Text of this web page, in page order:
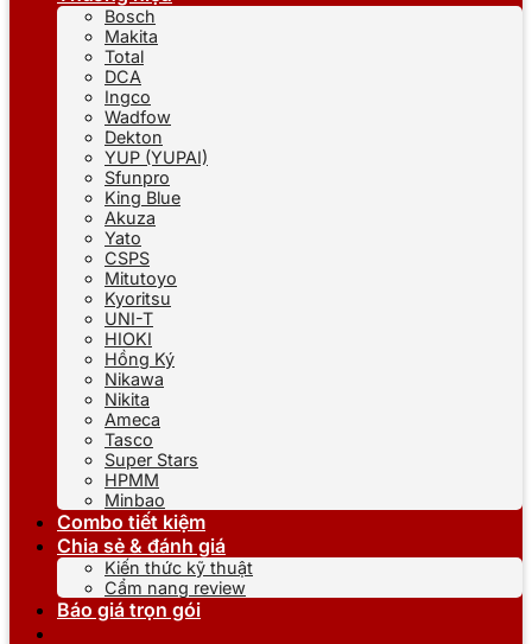
Bosch
Makita
Total
DCA
Ingco
Wadfow
Dekton
YUP (YUPAI)
Sfunpro
King Blue
Akuza
Yato
CSPS
Mitutoyo
Kyoritsu
UNI-T
HIOKI
Hồng Ký
Nikawa
Nikita
Ameca
Tasco
Super Stars
HPMM
Minbao
Combo tiết kiệm
Chia sẻ & đánh giá
Kiến thức kỹ thuật
Cẩm nang review
Báo giá trọn gói